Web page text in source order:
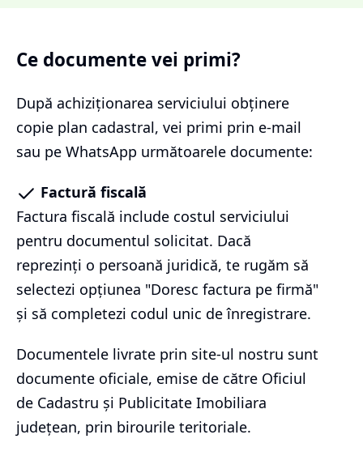
Ce documente vei primi?
După achiziționarea serviciului obținere
copie plan cadastral, vei primi prin e-mail
sau pe WhatsApp următoarele documente:
Factură fiscală
Factura fiscală include costul serviciului
pentru documentul solicitat. Dacă
reprezinți o persoană juridică, te rugăm să
selectezi opțiunea "Doresc factura pe firmă"
și să completezi codul unic de înregistrare.
Documentele livrate prin site-ul nostru sunt
documente oficiale, emise de către Oficiul
de Cadastru și Publicitate Imobiliara
județean, prin birourile teritoriale.